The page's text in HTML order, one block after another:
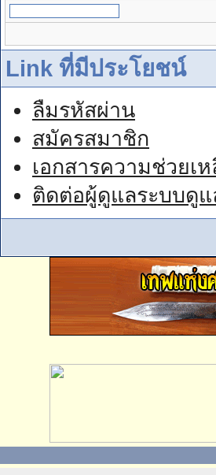
Link ที่มีประโยชน์
ลืมรหัสผ่าน
สมัครสมาชิก
เอกสารความช่วยเห
ติดต่อผู้ดูแลระบบดูแ